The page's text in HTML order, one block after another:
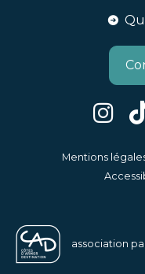
Mentions
association